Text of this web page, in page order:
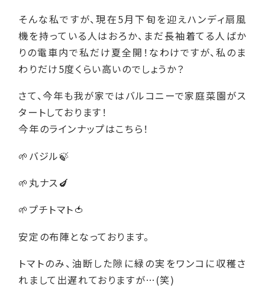
そんな私ですが、現在5月下旬を迎えハンディ扇風
機を持っている人はおろか、まだ長袖着てる人ばか
りの電車内で私だけ夏全開！なわけですが、私のま
わりだけ5度くらい高いのでしょうか？
さて、今年も我が家ではバルコニーで家庭菜園がス
タートしております！
今年のラインナップはこちら！
🌱バジル🍃
🌱丸ナス🍆
🌱プチトマト🍅
安定の布陣となっております。
トマトのみ、油断した隙に緑の実をワンコに収穫さ
れまして出遅れておりますが…(笑)